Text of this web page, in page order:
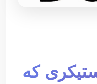
که